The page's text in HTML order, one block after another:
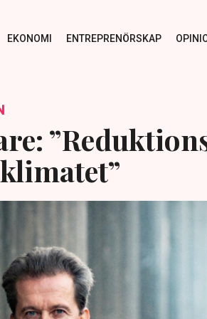
EKONOMI ENTREPRENÖRSKAP